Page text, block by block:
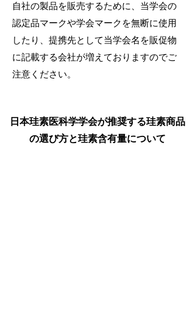
自社の製品を販売するために、当学会の
認定品マークや学会マークを無断に使用
したり、提携先として当学会名を販促物
に記載する会社が増えておりますのでご
注意ください。
日本珪素医科学学会が推奨する珪素商品
の選び方と珪素含有量について